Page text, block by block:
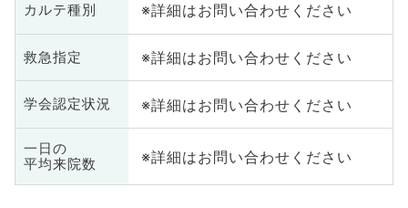
カルテ種別 ※詳細はお問い合わせください
救急指定 ※詳細はお問い合わせください
学会認定状況 ※詳細はお問い合わせください
一日の
平均来院数
※詳細はお問い合わせください